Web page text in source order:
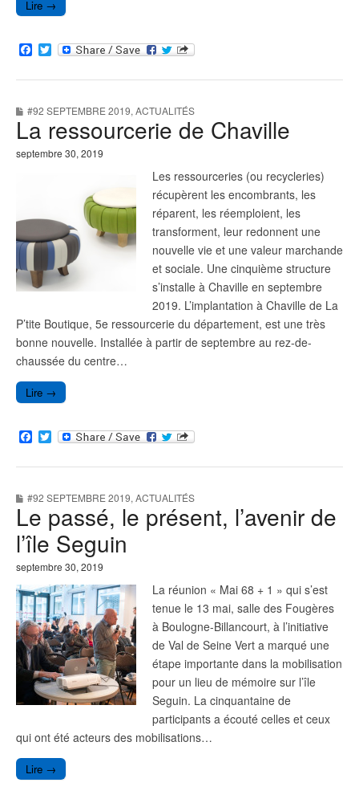
Lire →
F
a
c
o
o
k
T
w
i
e
r
#92 SEPTEMBRE 2019, ACTUALITÉS
La ressourcerie de Chaville
septembre 30, 2019
Les ressourceries (ou recycleries)
récupèrent les encombrants, les
réparent, les réemploient, les
transforment, leur redonnent une
nouvelle vie et une valeur marchande
et sociale. Une cinquième structure
s’installe à Chaville en septembre
2019. L’implantation à Chaville de La
P’tite Boutique, 5e ressourcerie du département, est une très
bonne nouvelle. Installée à partir de septembre au rez-de-
chaussée du centre…
Lire →
F
a
c
o
o
k
T
w
i
e
r
#92 SEPTEMBRE 2019, ACTUALITÉS
Le passé, le présent, l’avenir de
l’île Seguin
septembre 30, 2019
La réunion « Mai 68 + 1 » qui s’est
tenue le 13 mai, salle des Fougères
à Boulogne-Billancourt, à l’initiative
de Val de Seine Vert a marqué une
étape importante dans la mobilisation
pour un lieu de mémoire sur l’île
Seguin. La cinquantaine de
participants a écouté celles et ceux
qui ont été acteurs des mobilisations…
Lire →